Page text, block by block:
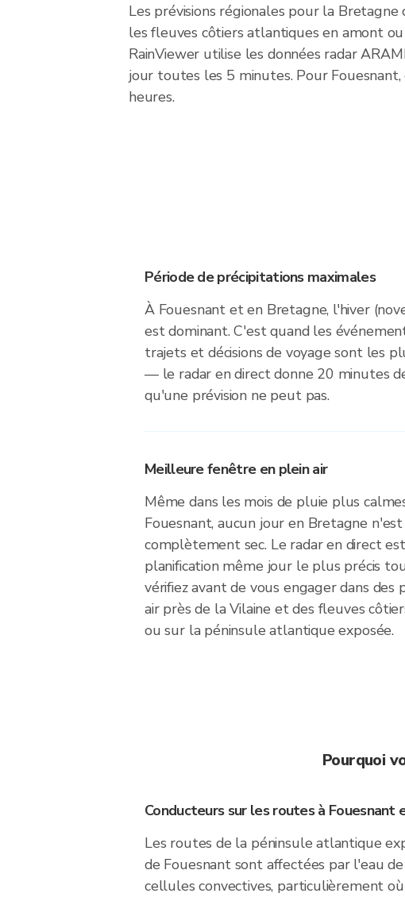
Les prévisions régionales pour la
les fleuves côtiers atlantiques en amont
RainViewer utilise les données radar
jour toutes les 5 minutes. Pour
heures.
Période de précipitations maximales
À Fouesnant et en Bretagne, l'hiver
est dominant. C'est quand les
trajets et décisions de voyage sont les
— le radar en direct donne 20 minutes
qu'une prévision ne peut pas.
Meilleure fenêtre en plein air
Même dans les mois de pluie plus
Fouesnant, aucun jour en Bretagne n'est
complètement sec. Le radar en direct
planification même jour le plus précis
vérifiez avant de vous engager dans des
air près de la Vilaine et des fleuves
ou sur la péninsule atlantique exposée.
Pourquoi
Conducteurs sur les routes à Fouesnant
Les routes de la péninsule atlantique
de Fouesnant sont affectées par l'eau
cellules convectives, particulièrement